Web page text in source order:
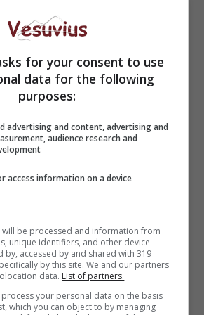
p/CF1ll5bgz1J/
l’esordio stagionale del
sul parquet A. Pinto di
. Un esordio che darà
for your consent to use
data for the following
purposes:
advertising and content, advertising and
audience research and
access information on a device
be processed and information from
unique identifiers, and other device
by, accessed by and shared with 319
by this site. We and our partners
data. List of partners.
your personal data on the basis
which you can object to by managing